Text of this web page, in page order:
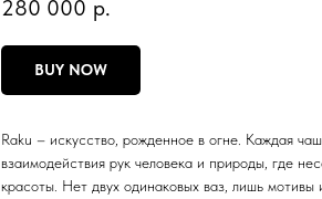
280 000 р.
BUY NOW
Raku – искусство, рожденное в огне. Каждая
взаимодействия рук человека и природы, где
красоты. Нет двух одинаковых ваз, лишь